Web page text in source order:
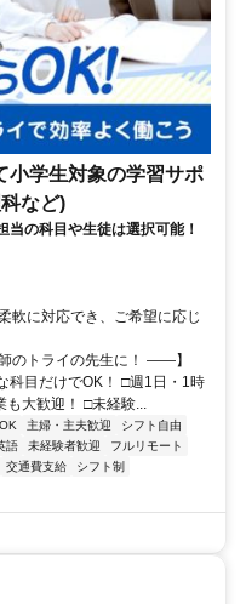
小学生対象の学習サポ
など)
の科目や生徒は選択可能！
軟に対応でき、ご希望に応じ
のトライの先生に！ ――】
目だけでOK！ □週1日・1時
大歓迎！ □未経験...
主婦・主夫歓迎
シフト自由
語 未経験者歓迎
フルリモート
交通費支給
シフト制